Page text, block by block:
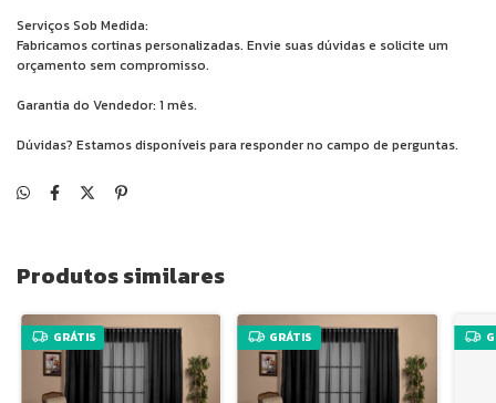
Serviços Sob Medida:
Fabricamos cortinas personalizadas. Envie suas dúvidas e solicite um
orçamento sem compromisso.
Garantia do Vendedor: 1 mês.
Dúvidas? Estamos disponíveis para responder no campo de perguntas.
Produtos similares
GRÁTIS GRÁTIS